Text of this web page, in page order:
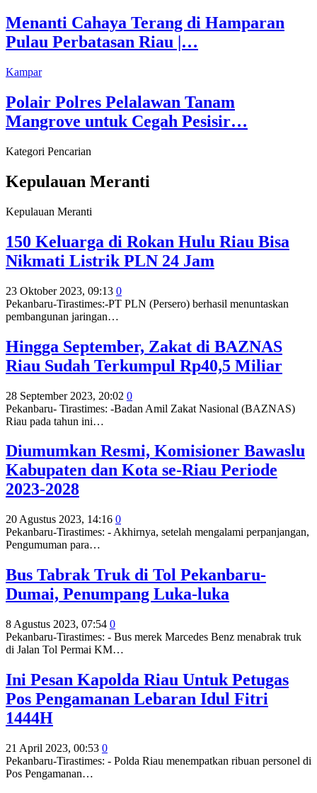
Menanti Cahaya Terang di Hamparan
Pulau Perbatasan Riau |…
Kampar
Polair Polres Pelalawan Tanam
Mangrove untuk Cegah Pesisir…
Kategori Pencarian
Kepulauan Meranti
Kepulauan Meranti
150 Keluarga di Rokan Hulu Riau Bisa
Nikmati Listrik PLN 24 Jam
23 Oktober 2023, 09:13 0
Pekanbaru-Tirastimes:-PT PLN (Persero) berhasil menuntaskan
pembangunan jaringan…
Hingga September, Zakat di BAZNAS
Riau Sudah Terkumpul Rp40,5 Miliar
28 September 2023, 20:02 0
Pekanbaru- Tirastimes: -Badan Amil Zakat Nasional (BAZNAS)
Riau pada tahun ini…
Diumumkan Resmi, Komisioner Bawaslu
Kabupaten dan Kota se-Riau Periode
2023-2028
20 Agustus 2023, 14:16 0
Pekanbaru-Tirastimes: - Akhirnya, setelah mengalami perpanjangan,
Pengumuman para…
Bus Tabrak Truk di Tol Pekanbaru-
Dumai, Penumpang Luka-luka
8 Agustus 2023, 07:54 0
Pekanbaru-Tirastimes: - Bus merek Marcedes Benz menabrak truk
di Jalan Tol Permai KM…
Ini Pesan Kapolda Riau Untuk Petugas
Pos Pengamanan Lebaran Idul Fitri
1444H
21 April 2023, 00:53 0
Pekanbaru-Tirastimes: - Polda Riau menempatkan ribuan personel di
Pos Pengamanan…